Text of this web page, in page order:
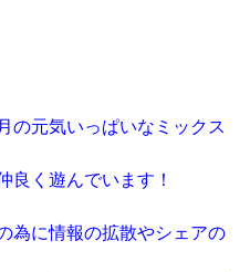
の元気いっぱいなミックス
良く遊んでいます！
為に情報の拡散やシェアの